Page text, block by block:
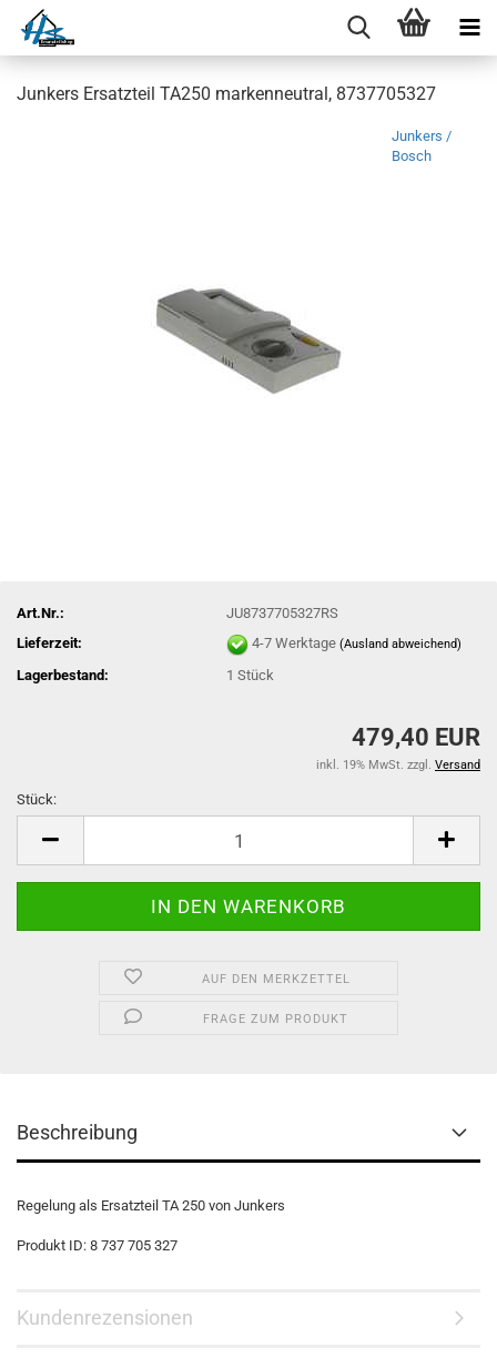
Junkers Ersatzteil TA250 markenneutral, 8737705327
Junkers /
Bosch
Art.Nr.:
JU8737705327RS
Lieferzeit:
4-7 Werktage(Ausland abweichend)
Lagerbestand: 1Stück
479,40 EUR
inkl. 19% MwSt. zzgl. Versand
Stück:
AUF DEN MERKZETTEL
FRAGE ZUM PRODUKT
Beschreibung
Regelung als Ersatzteil TA 250 von Junkers
Produkt ID: 8 737 705 327
Kundenrezensionen